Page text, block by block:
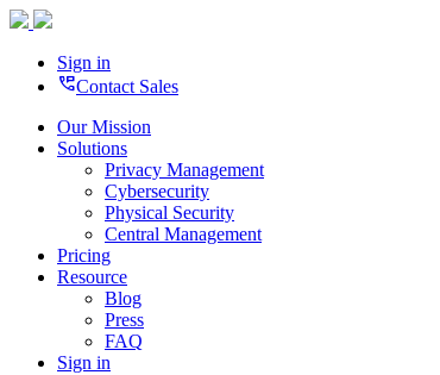
Sign in
perm_phone_msgContact Sales
Our Mission
Solutions
Privacy Management
Cybersecurity
Physical Security
Central Management
Pricing
Resource
Blog
Press
FAQ
Sign in